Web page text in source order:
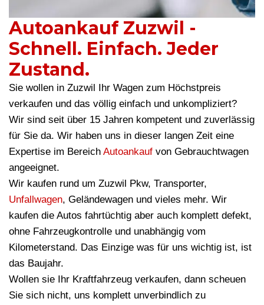
Autoankauf Zuzwil -
Schnell. Einfach. Jeder
Zustand.
Sie wollen in Zuzwil Ihr Wagen zum Höchstpreis
verkaufen und das völlig einfach und unkompliziert?
Wir sind seit über 15 Jahren kompetent und zuverlässig
für Sie da. Wir haben uns in dieser langen Zeit eine
Expertise im Bereich Autoankauf von Gebrauchtwagen
angeeignet.
Wir kaufen rund um Zuzwil Pkw, Transporter,
Unfallwagen, Geländewagen und vieles mehr. Wir
kaufen die Autos fahrtüchtig aber auch komplett defekt,
ohne Fahrzeugkontrolle und unabhängig vom
Kilometerstand. Das Einzige was für uns wichtig ist, ist
das Baujahr.
Wollen sie Ihr Kraftfahrzeug verkaufen, dann scheuen
Sie sich nicht, uns komplett unverbindlich zu